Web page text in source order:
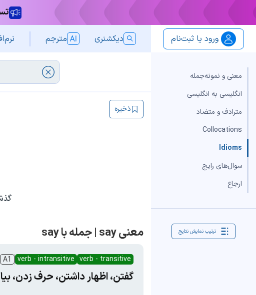
ورود یا ثبت‌نام دیکشنری مترجم
معنی و نمونه‌جمله
انگلیسی به انگلیسی
مترادف و متضاد
Collocations
Idioms
سوال‌های رایج
ارجاع
ترتیب نمایش نتایج
ذخیره
معنی say | جمله با say
verb - transitive
verb - intransitive
A1
گفتن، اظهار داشتن، حرف زدن،